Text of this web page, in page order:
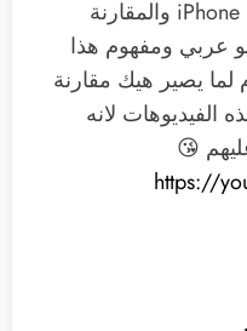
نوت10+ضدiPhone pro max والمقارنة
عربي ومفهوم هذا
يصير هيك مقارنة
الفيديوهات لانه
😘
https://